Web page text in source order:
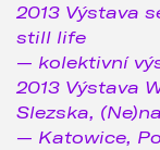
2013 Výstava
still life
— kolektivní
2013 Výstava
Slezska,
— Katowice,